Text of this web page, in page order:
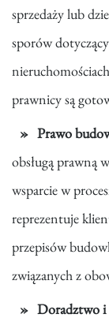
sprzedaży lub
sporów
prawnicy są
Prawo
obsługą prawną
wsparcie w
reprezentuje
przepisów
związanych z
Doradztwo i